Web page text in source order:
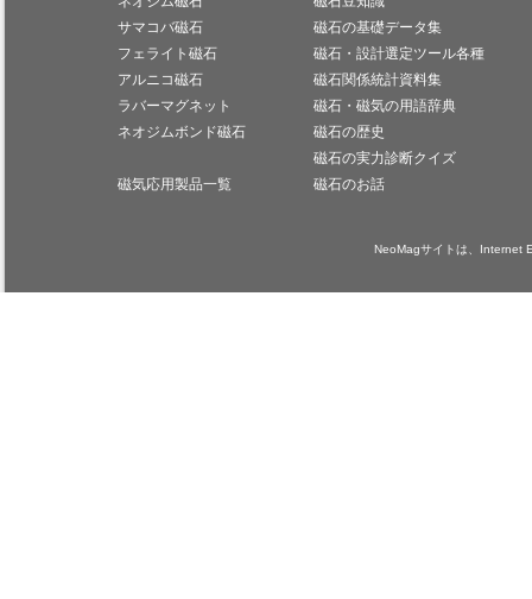
サマコバ磁石
フェライト磁石
アルニコ磁石
ラバーマグネット
ネオジムボンド磁石
磁気応用製品一覧
磁石の基礎データ集
磁石・設計選定ツール各種
磁石関係統計資料集
磁石・磁気の用語辞典
磁石の歴史
磁石の実力診断クイズ
磁石のお話
NeoMagサイトは、Internet